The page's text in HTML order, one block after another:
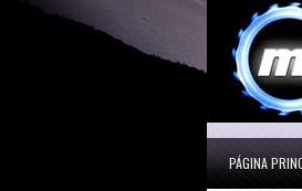
PÁGINA